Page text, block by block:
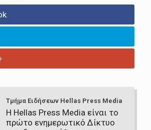
Τμήμα Ειδήσεων Hellas Press Media
Η Hellas Press Media είναι το
πρώτο ενημερωτικό Δίκτυο